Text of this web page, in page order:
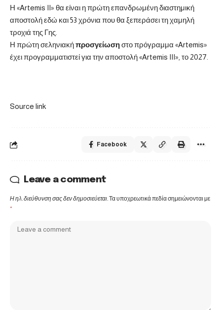
Η «Artemis II» θα είναι η πρώτη επανδρωμένη διαστημική
αποστολή εδώ και 53 χρόνια που θα ξεπεράσει τη χαμηλή
τροχιά της Γης.
Η πρώτη σεληνιακήπροσγείωσηστο πρόγραμμα «Artemis»
έχει προγραμματιστεί για την αποστολή «Artemis III», το 2027.
Source link
Facebook
Leave a comment
Η ηλ. διεύθυνση σας δεν δημοσιεύεται.Τα υποχρεωτικά πεδία σημειώνονται με
*